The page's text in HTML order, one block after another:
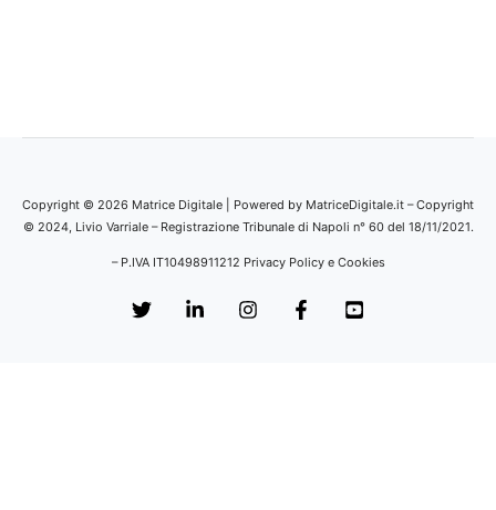
Copyright © 2026 Matrice Digitale | Powered by MatriceDigitale.it – Copyright
© 2024, Livio Varriale – Registrazione Tribunale di Napoli n° 60 del 18/11/2021.
– P.IVA IT10498911212 Privacy Policy e Cookies